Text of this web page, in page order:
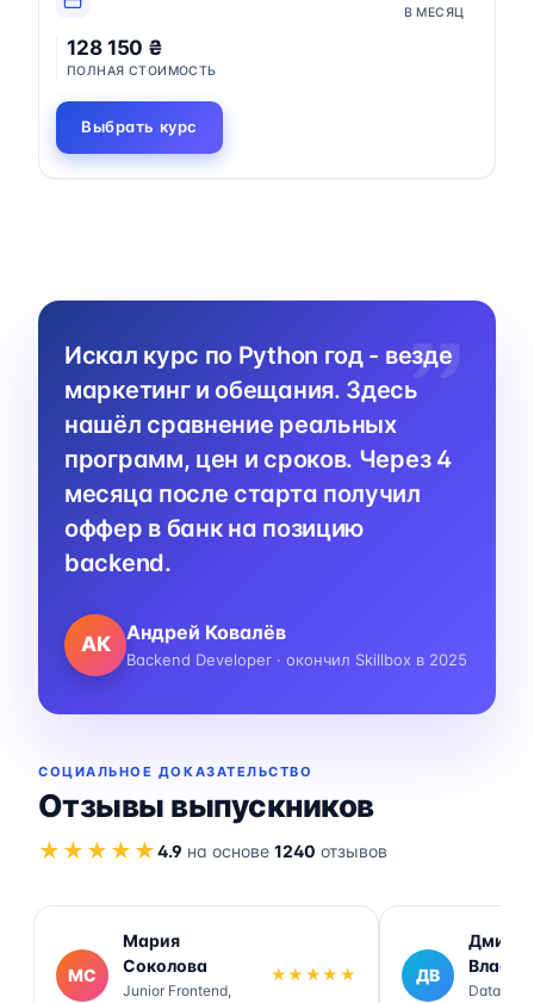
В МЕСЯЦ
128 150 ₴
ПОЛНАЯ СТОИМОСТЬ
Выбрать курс
Искал курс по Python год - везде
маркетинг и обещания. Здесь
нашёл сравнение реальных
программ, цен и сроков. Через 4
месяца после старта получил
оффер в банк на позицию
backend.
АК Андрей Ковалёв
Backend Developer · окончил Skillbox в 2025
СОЦИАЛЬНОЕ ДОКАЗАТЕЛЬСТВО
Отзывы выпускников
★★★★★4.9 на основе 1240 отзывов
МС
Мария
Соколова
Junior Frontend,
★★★★★ ДВ
Власов
Data